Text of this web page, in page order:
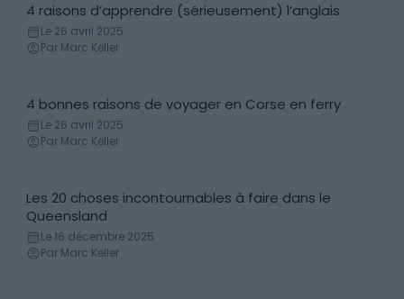
Applications pour apprendre une langue
4 raisons d’apprendre (sérieusement) l’anglais
Le 26 avril 2025
Par Marc Keller
Découvertes
4 bonnes raisons de voyager en Corse en ferry
Le 26 avril 2025
Par Marc Keller
Incontournables
Les 20 choses incontournables à faire dans le
Queensland
Le 16 décembre 2025
Par Marc Keller